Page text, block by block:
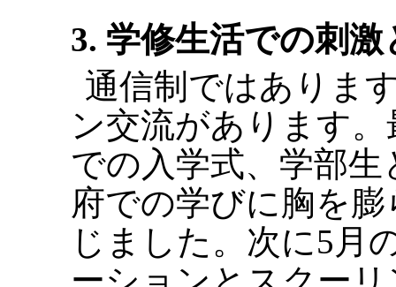
3. 学修生活での刺激
通信制ではありま
ン交流があります
での入学式、学部
府での学びに胸を
じました。次に5月